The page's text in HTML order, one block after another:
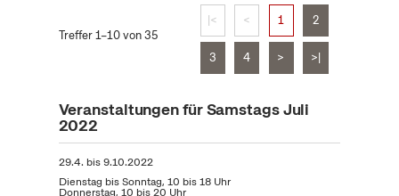
Treffer 1–10 von 35
|< < 1 2
3 4 > >|
Veranstaltungen für Samstags Juli
2022
29.4. bis9.10.2022
Dienstag bis Sonntag, 10 bis 18 Uhr
Donnerstag, 10 bis 20 Uhr